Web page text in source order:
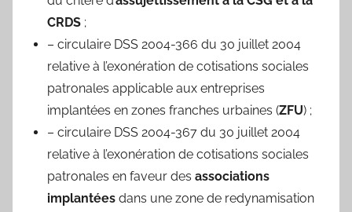
CRDS ;
– circulaire DSS 2004-366 du 30 juillet 2004
relative à l’exonération de cotisations sociales
patronales applicable aux entreprises
implantées en zones franches urbaines (ZFU) ;
– circulaire DSS 2004-367 du 30 juillet 2004
relative à l’exonération de cotisations sociales
patronales en faveur des associations
implantées dans une zone de redynamisation